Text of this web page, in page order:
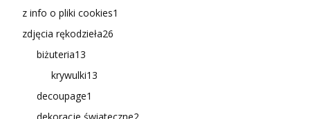
z info o pliki cookies1
zdjęcia rękodzieła26
biżuteria13
krywulki13
decoupage1